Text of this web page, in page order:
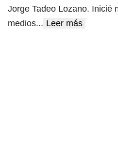
Jorge Tadeo Lozano. Inicié
medios... Leer más